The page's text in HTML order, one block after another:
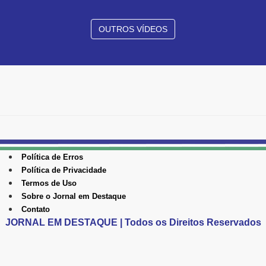
OUTROS VÍDEOS
Política de Erros
Política de Privacidade
Termos de Uso
Sobre o Jornal em Destaque
Contato
JORNAL EM DESTAQUE | Todos os Direitos Reservados